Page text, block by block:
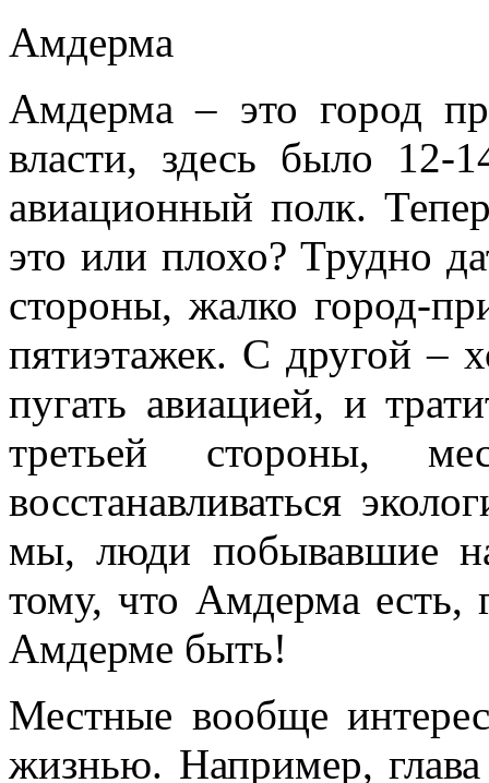
Амдерма
Амдерма – это город
власти, здесь было 12-
авиационный полк.
это или плохо? Трудно
стороны, жалко город-
пятиэтажек. С другой –
пугать авиацией, и
третьей стороны,
восстанавливаться
мы, люди побывавшие
тому, что Амдерма есть,
Амдерме быть!
Местные вообще
жизнью. Например,